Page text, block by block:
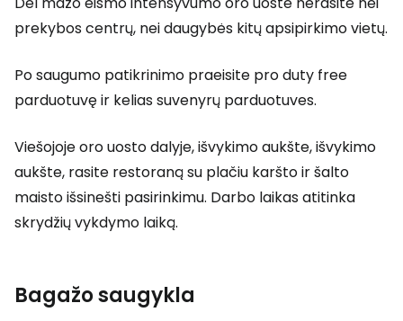
prekybos centrų, nei daugybės kitų apsipirkimo vietų.
Po saugumo patikrinimo praeisite produty free
parduotuvę ir kelias suvenyrų parduotuves.
Viešojoje oro uosto dalyje, išvykimo aukšte, išvykimo
aukšte, rasite restoraną su plačiu karšto ir šalto
maisto išsinešti pasirinkimu. Darbo laikas atitinka
skrydžių vykdymo laiką.
Bagažo saugykla